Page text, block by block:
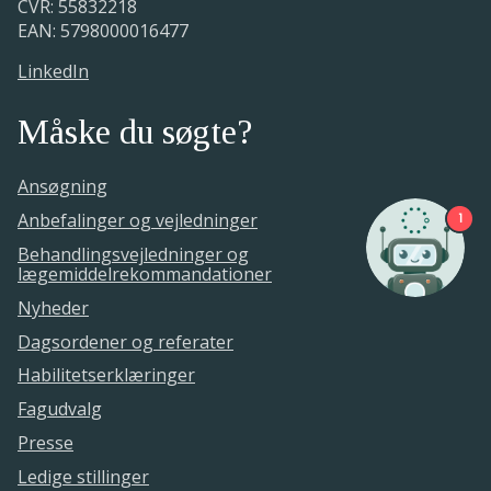
Medicinrådet foretager en teknisk
validering af ansøgningen for at sikre, at
fastsætter sekretariatet et aftalt
ansøgningstidspunkt.
CVR: 55832218
EAN: 5798000016477
LinkedIn
Måske du søgte?
Ansøgning
Anbefalinger og vejledninger
Behandlingsvejledninger og
lægemiddelrekommandationer
Nyheder
Dagsordener og referater
Habilitetserklæringer
Fagudvalg
Presse
Ledige stillinger
1